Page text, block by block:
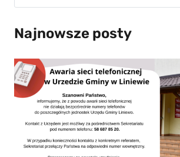
Najnowsze posty